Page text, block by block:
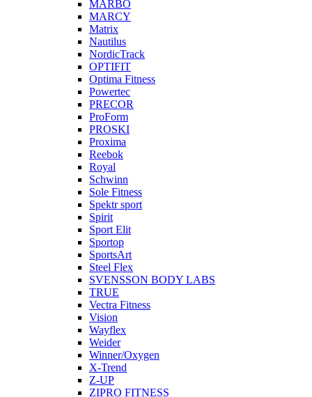
MARBO
MARCY
Matrix
Nautilus
NordicTrack
OPTIFIT
Optima Fitness
Powertec
PRECOR
ProForm
PROSKI
Proxima
Reebok
Royal
Schwinn
Sole Fitness
Spektr sport
Spirit
Sport Elit
Sportop
SportsArt
Steel Flex
SVENSSON BODY LABS
TRUE
Vectra Fitness
Vision
Wayflex
Weider
Winner/Oxygen
X-Trend
Z-UP
ZIPRO FITNESS